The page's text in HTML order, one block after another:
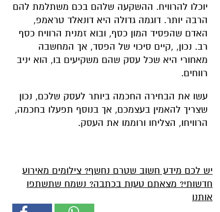
יוכלו להרוויח. ההשקעה שלהם בכם משתלמת להם
הרבה יותר. דוגמה גדולה היא דונאלד טראמפ,
האדם שהפסיד המון כסף, ובוא זמנית הרוויח כסף
רב. נכון, ,קיים סיכוי של הפסד, אך המחשבה
מאחורי היא שכל עסק שהם משקיעים בו, הוא יניב
רווחים.
עשו את הבחירה החכמה ביותר לעסק שלכם, נכון
שצריך להאמין בעצמכם, אך בנוסף תפעלו בחכמה,
הרוויחו, הצליחו ורוממו את העסק.
יש לכם מידע חשוב שטרם נחשף? צילומים מאירוע
חדשותי? מצאתם טעות בכתבה? נשמח שתשתפו
אותנו